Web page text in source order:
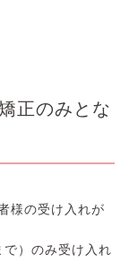
正のみとな
様の受け入れが
）のみ受け入れ